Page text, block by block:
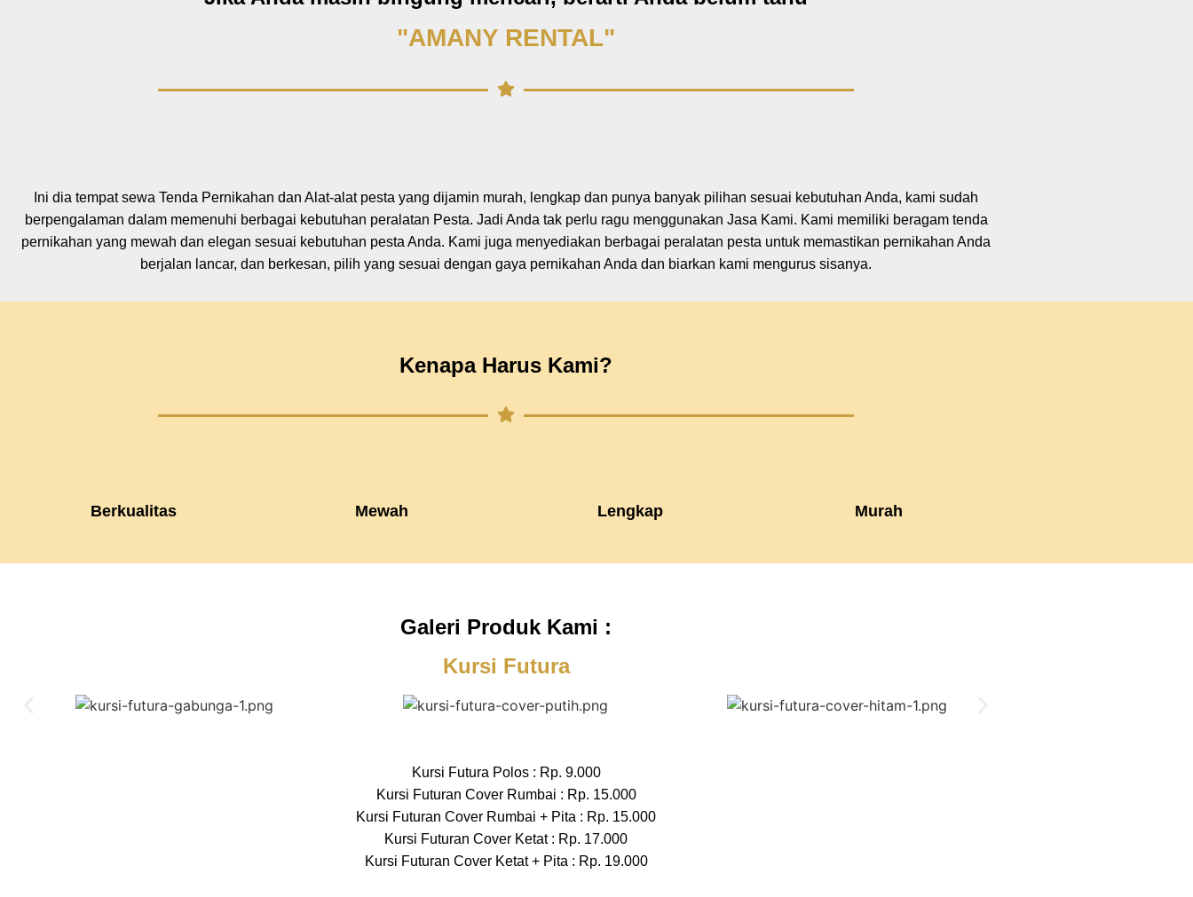
"AMANY RENTAL"
Ini dia tempat sewa Tenda Pernikahan dan Alat-alat pesta yang dijamin murah, lengkap dan punya banyak pilihan sesuai kebutuhan Anda, kami sudah
berpengalaman dalam memenuhi berbagai kebutuhan peralatan Pesta. Jadi Anda tak perlu ragu menggunakan Jasa Kami. Kami memiliki beragam tenda
pernikahan yang mewah dan elegan sesuai kebutuhan pesta Anda. Kami juga menyediakan berbagai peralatan pesta untuk memastikan pernikahan Anda
berjalan lancar, dan berkesan, pilih yang sesuai dengan gaya pernikahan Anda dan biarkan kami mengurus sisanya.
Kenapa Harus Kami?
Berkualitas Mewah Lengkap Murah
Galeri Produk Kami :
Kursi Futura
Kursi Futura Polos : Rp. 9.000
Kursi Futuran Cover Rumbai : Rp. 15.000
Kursi Futuran Cover Rumbai + Pita : Rp. 15.000
Kursi Futuran Cover Ketat : Rp. 17.000
Kursi Futuran Cover Ketat + Pita : Rp. 19.000